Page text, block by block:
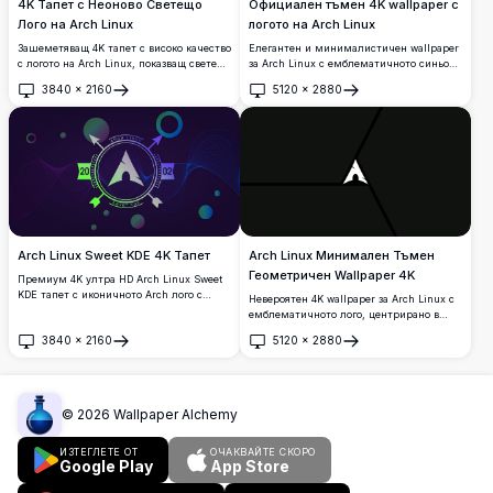
4K Тапет с Неоново Светещо
Лого на Arch Linux
Зашеметяващ 4K тапет с високо качество
с логото на Arch Linux, показващ светещ
Перфектен за персонализиране на
работния плот с елегантна киберпънк
3840 × 2160
Отвори
Официален тъмен 4K wallpaper с
логото на Arch Linux
Елегантен и минималистичен wallpaper
за Arch Linux с емблематичното синьо
разработчици и почитатели на Linux,
търсещи чиста и професионална 4K
5120 × 2880
Отвори
Arch Linux Sweet KDE 4K Тапет
Премиум 4K ултра HD Arch Linux Sweet
KDE тапет с иконичното Arch лого с
Перфектен високоразделителен desktop
3840 × 2160
Отвори
Arch Linux Минимален Тъмен
Геометричен Wallpaper 4K
Невероятен 4K wallpaper за Arch Linux с
емблематичното лого, центрирано в
Минималистичната artwork с висока
5120 × 2880
Отвори
© 2026 Wallpaper Alchemy
ИЗТЕГЛЕТЕ ОТ
Google Play
ОЧАКВАЙТЕ СКОРО
App Store